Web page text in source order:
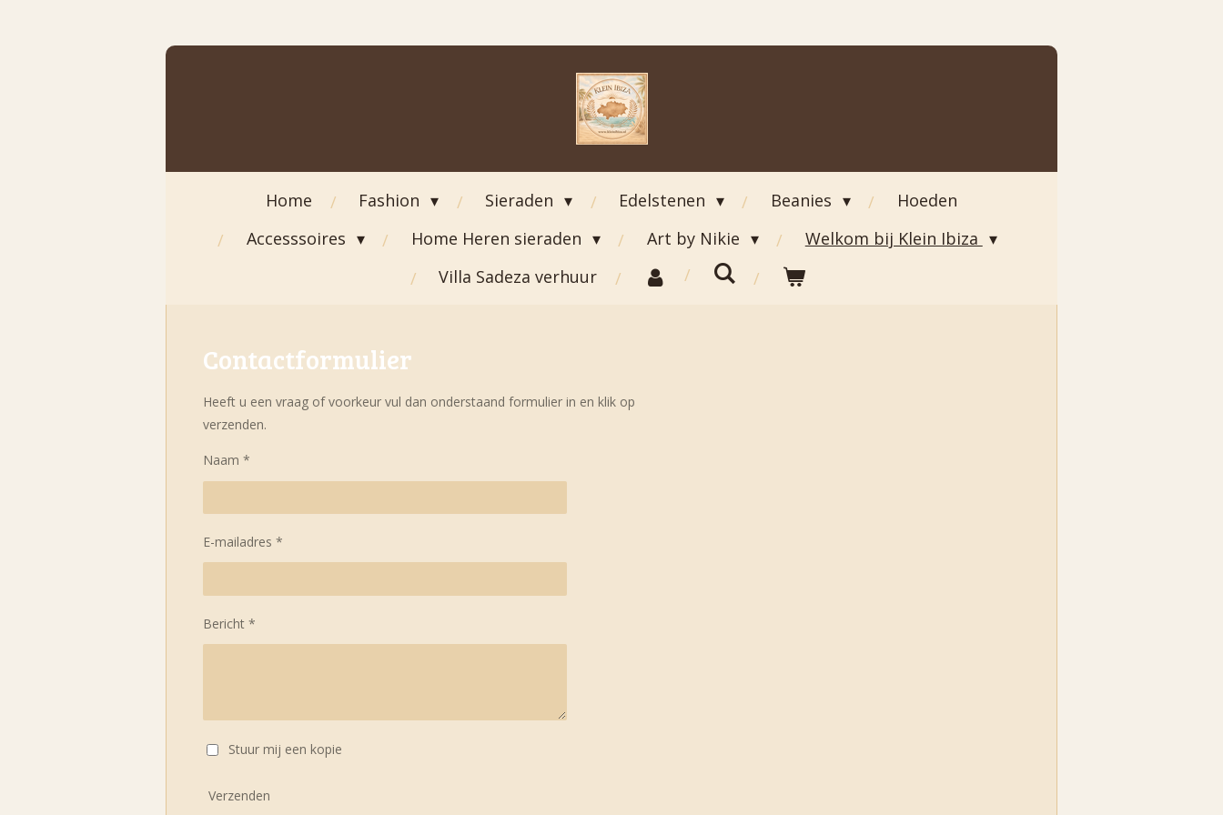
Home Fashion Sieraden Edelstenen Beanies
Hoeden
Accesssoires
Home Heren sieraden Art by Nikie
Welkom bij Klein Ibiza
Villa Sadeza verhuur
Contactformulier
Heeft u een vraag of voorkeur vul dan onderstaand formulier in en klik op
verzenden.
Naam *
E-mailadres *
Bericht *
Stuur mij een kopie
Verzenden